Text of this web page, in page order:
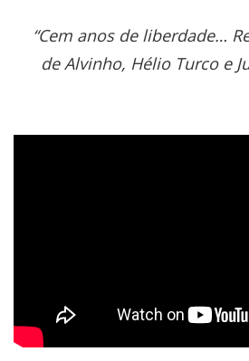
“Cem anos de liberdade…
de Alvinho, Hélio Turco e